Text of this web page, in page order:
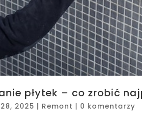
płytek – co zrobić
2025 | Remont | 0 komentarzy